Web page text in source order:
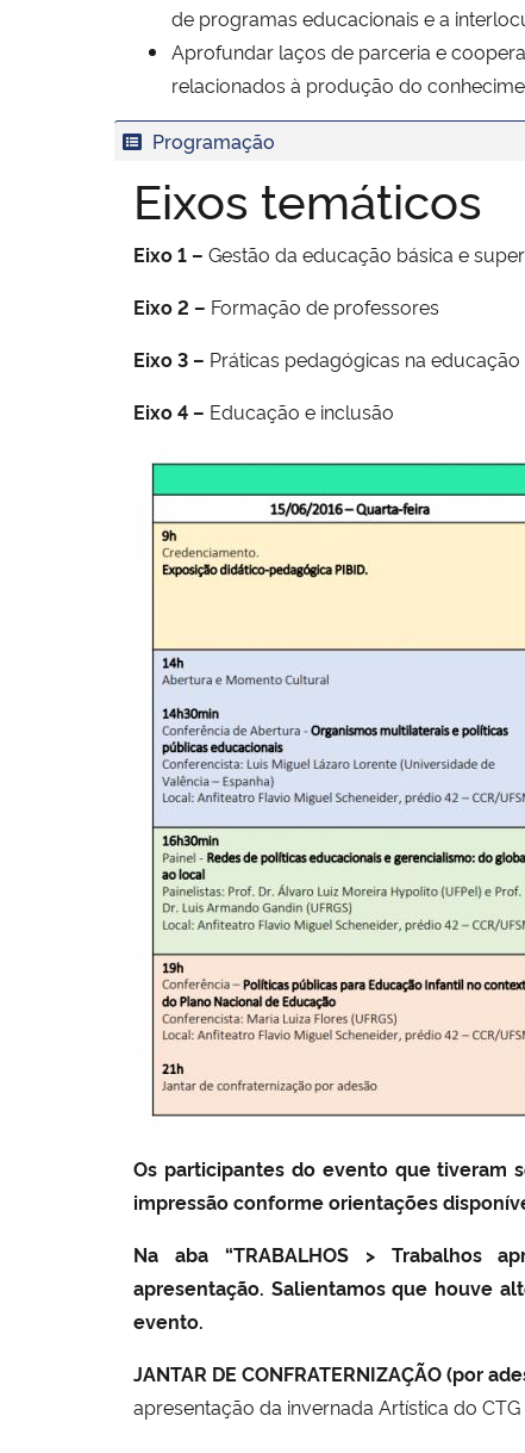
de programas educacionais e a
Aprofundar laços de parceria e
relacionados à produção do
Programação
Eixos temáticos
Eixo 1 – Gestão da educação básica e
Eixo 2 – Formação de professores
Eixo 3 – Práticas pedagógicas na
Eixo 4 – Educação e inclusão
Os participantes do evento que tiveram
impressão conforme orientações
Na aba “TRABALHOS > Trabalhos
apresentação. Salientamos que houve
evento.
JANTAR DE CONFRATERNIZAÇÃO (por
apresentação da invernada Artística do